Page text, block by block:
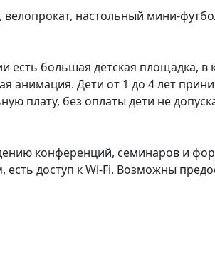
настольный мини-
большая детская площадка, в
анимация. Дети от 1 до 4 лет
плату, без оплаты дети не
конференций, семинаров и
доступ к Wi-Fi. Возможны